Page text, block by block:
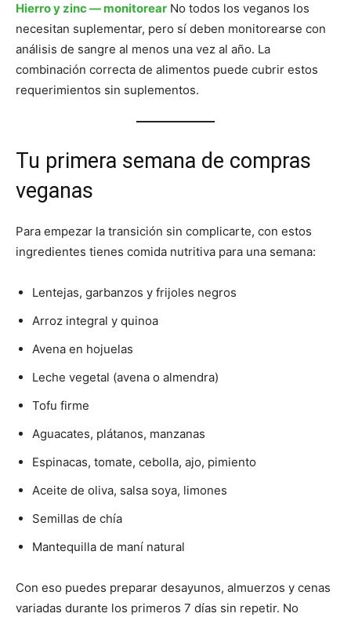
Hierro y zinc — monitorear No todos los veganos los
necesitan suplementar, pero sí deben monitorearse con
análisis de sangre al menos una vez al año. La
combinación correcta de alimentos puede cubrir estos
requerimientos sin suplementos.
Tu primera semana de compras
veganas
Para empezar la transición sin complicarte, con estos
ingredientes tienes comida nutritiva para una semana:
Lentejas, garbanzos y frijoles negros
Arroz integral y quinoa
Avena en hojuelas
Leche vegetal (avena o almendra)
Tofu firme
Aguacates, plátanos, manzanas
Espinacas, tomate, cebolla, ajo, pimiento
Aceite de oliva, salsa soya, limones
Semillas de chía
Mantequilla de maní natural
Con eso puedes preparar desayunos, almuerzos y cenas
variadas durante los primeros 7 días sin repetir. No